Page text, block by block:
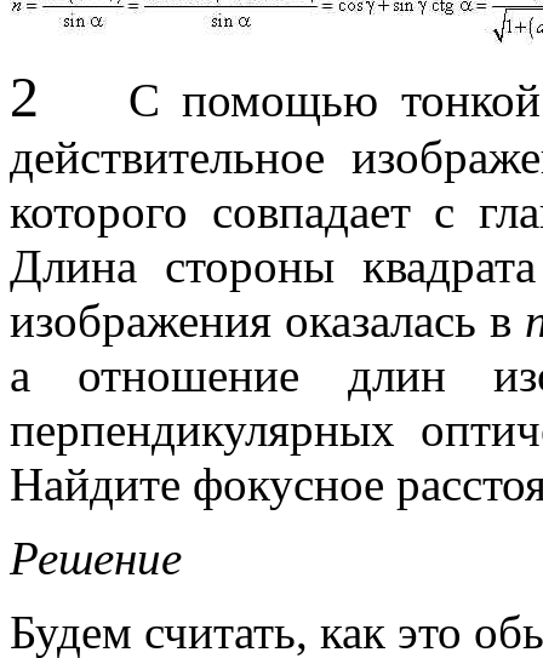
2 С помощью тонкой
действительное
которого совпадает с
Длина стороны
изображения оказалась в
а отношение длин
перпендикулярных
Найдите фокусное
Решение
Будем считать, как это